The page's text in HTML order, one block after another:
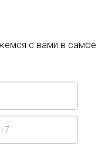
с вами в самое